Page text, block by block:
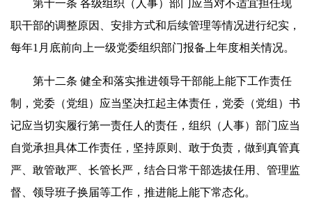
第十一条 各级组织（人事）部门应当对不适宜担任现
职干部的调整原因、安排方式和后续管理等情况进行纪实，
每年1月底前向上一级党委组织部门报备上年度相关情况。
第十二条 健全和落实推进领导干部能上能下工作责任
制，党委（党组）应当坚决扛起主体责任，党委（党组）书
记应当切实履行第一责任人的责任，组织（人事）部门应当
自觉承担具体工作责任，坚持原则、敢于负责，做到真管真
严、敢管敢严、长管长严，结合日常干部选拔任用、管理监
督、领导班子换届等工作，推进能上能下常态化。